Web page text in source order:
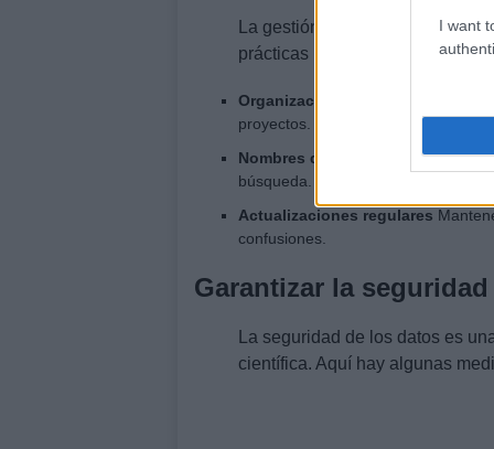
I want
La gestión eficiente de
prácticas recomendadas:
Organización por carpetas
proyectos.
Nombres descriptivos
Asignar
búsqueda.
Actualizaciones regulares
confusiones.
Garantizar la
La seguridad de los datos es
científica. Aquí hay algunas